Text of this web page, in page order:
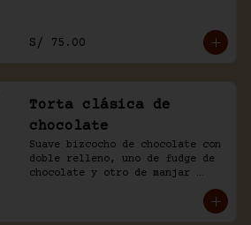
S/ 75.00
Torta clásica de
chocolate
Suave bizcocho de chocolate con
doble relleno, uno de fudge de
chocolate y otro de manjar
blanco. Cubierto en más fudge y